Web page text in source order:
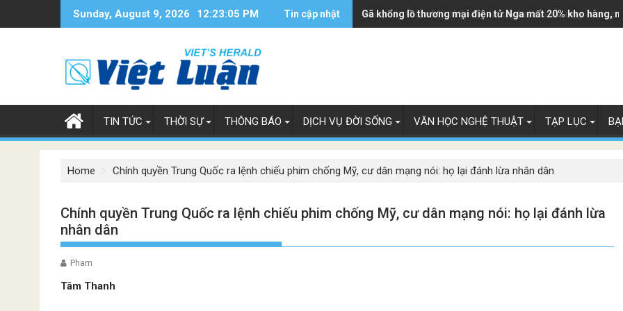
Sunday, August 9, 2026 12:23:06 PM Tin cập nhật Tòa phúc thẩm Mỹ chặn dự án xây ballroom, ông Trump
Gã khổng lồ thương mại điện tử Nga mất 20% kho hàng,
TIN TỨC THỜI SỰ THÔNG BÁO DỊCH VỤ ĐỜI SỐNG VĂN HỌC NGHỆ THUẬT TẠP LỤC
Home Chính quyền Trung Quốc ra lệnh chiếu phim chống Mỹ, cư dân mạng nói: họ lại đánh lừa nhân dân
Chính quyền Trung Quốc ra lệnh chiếu phim chống Mỹ, cư dân mạng nói: họ lại đánh lừa
nhân dân
Pham
Tâm Thanh